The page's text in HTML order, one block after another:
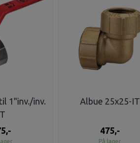
1"inv./inv.
Albue 25x25-IT
475,-
På lager